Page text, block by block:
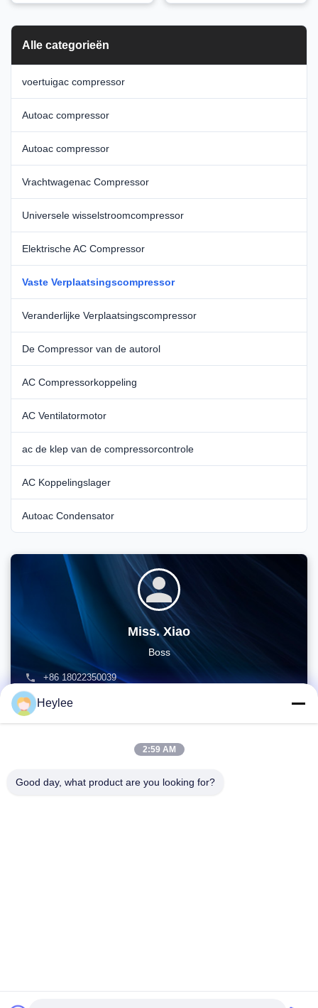
of Auto WXHB006
WXHB003
Alle categorieën
voertuigac compressor
Autoac compressor
Autoac compressor
Vrachtwagenac Compressor
Universele wisselstroomcompressor
Elektrische AC Compressor
Vaste Verplaatsingscompressor
Veranderlijke Verplaatsingscompressor
De Compressor van de autorol
AC Compressorkoppeling
AC Ventilatormotor
ac de klep van de compressorcontrole
AC Koppelingslager
Autoac Condensator
Miss. Xiao
Boss
+86 18022350039
admin@gzweixing.com
Copyright © 2018-2026
Heylee
2:59 AM
Good day, what product are you looking for?